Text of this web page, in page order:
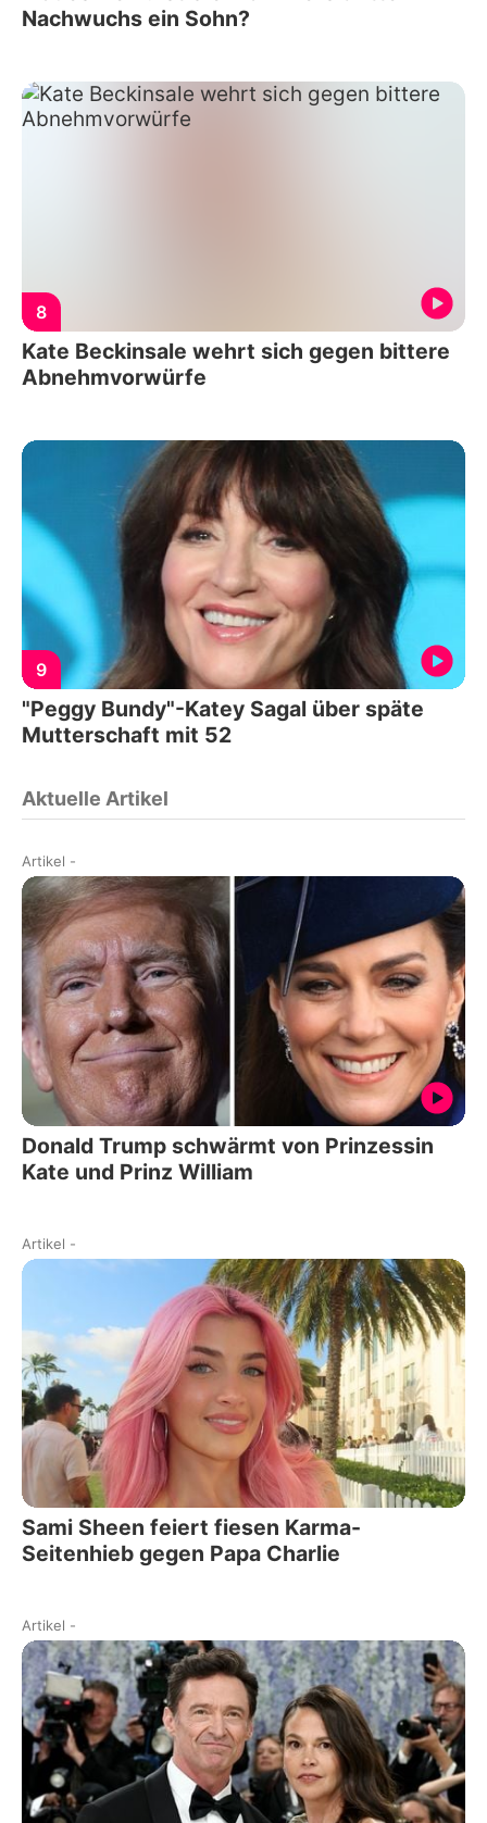
Nachwuchs ein Sohn?
8
Kate Beckinsale wehrt sich gegen bittere
Abnehmvorwürfe
9
"Peggy Bundy"-Katey Sagal über späte
Mutterschaft mit 52
Aktuelle Artikel
Artikel -
Donald Trump schwärmt von Prinzessin
Kate und Prinz William
Artikel -
Sami Sheen feiert fiesen Karma-
Seitenhieb gegen Papa Charlie
Artikel -